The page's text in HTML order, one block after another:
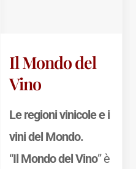
Il Mondo del
Vino
Le regioni vinicole e i
vini del Mondo.
“Il Mondo del Vino” è